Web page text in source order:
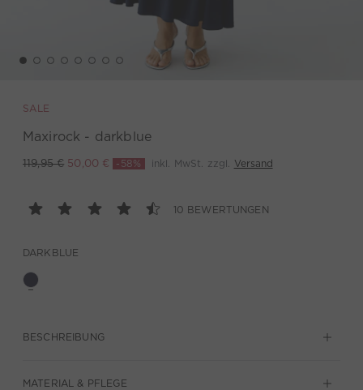
SALE
Maxirock - darkblue
119,95 € 50,00 € -58% inkl. MwSt. zzgl. Versand
10 BEWERTUNGEN
DARKBLUE
BESCHREIBUNG
MATERIAL & PFLEGE